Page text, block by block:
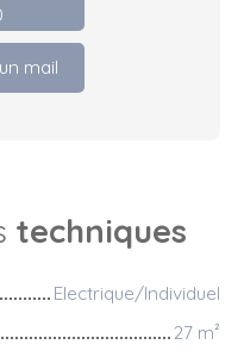
mail
techniques
Electrique/Individuel
27 m²